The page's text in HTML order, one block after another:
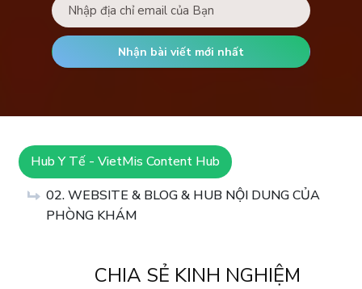
Nhận bài viết mới nhất
Hub Y Tế - VietMis Content Hub
02. WEBSITE & BLOG & HUB NỘI DUNG CỦA
PHÒNG KHÁM
CHIA SẺ KINH NGHIỆM